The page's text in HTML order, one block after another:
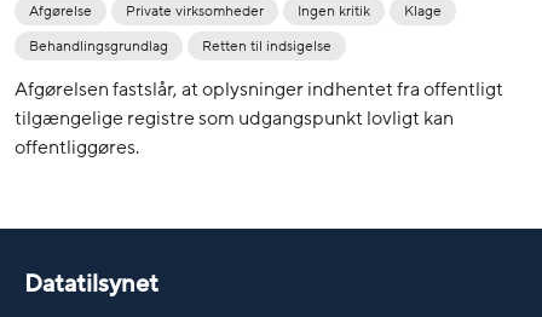
Afgørelse Private virksomheder Ingen kritik
Klage
Behandlingsgrundlag
Retten til indsigelse
Afgørelsen fastslår, at oplysninger indhentet fra offentligt
tilgængelige registre som udgangspunkt lovligt kan
offentliggøres.
Datatilsynet